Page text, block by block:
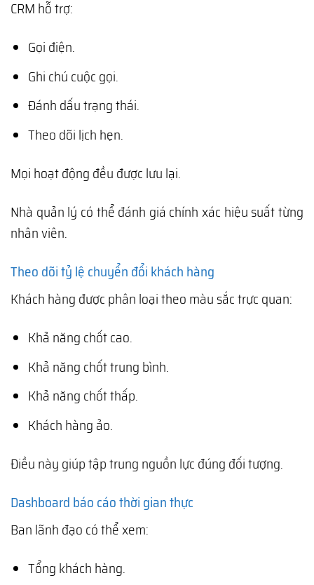
CRM hỗ trợ:
Gọi điện.
Ghi chú cuộc gọi.
Đánh dấu trạng thái.
Theo dõi lịch hẹn.
Mọi hoạt động đều được lưu lại.
Nhà quản lý có thể đánh giá chính xác hiệu suất từng
nhân viên.
Theo dõi tỷ lệ chuyển đổi khách hàng
Khách hàng được phân loại theo màu sắc trực quan:
Khả năng chốt cao.
Khả năng chốt trung bình.
Khả năng chốt thấp.
Khách hàng ảo.
Điều này giúp tập trung nguồn lực đúng đối tượng.
Dashboard báo cáo thời gian thực
Ban lãnh đạo có thể xem:
Tổng khách hàng.